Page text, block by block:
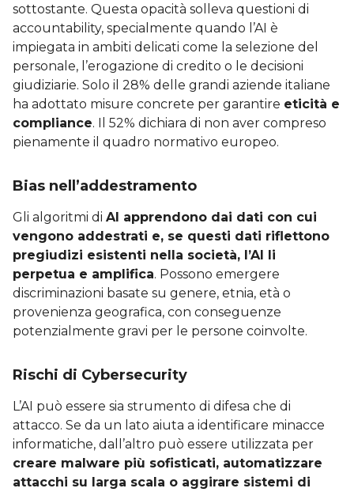
sottostante. Questa opacità solleva questioni di
accountability, specialmente quando l’AI è
impiegata in ambiti delicati come la selezione del
personale, l’erogazione di credito o le decisioni
giudiziarie. Solo il 28% delle grandi aziende italiane
ha adottato misure concrete per garantire eticità e
compliance. Il 52% dichiara di non aver compreso
pienamente il quadro normativo europeo.
Bias nell’addestramento
Gli algoritmi di AI apprendono dai dati con cui
vengono addestrati e, se questi dati riflettono
pregiudizi esistenti nella società, l’AI li
perpetua e amplifica. Possono emergere
discriminazioni basate su genere, etnia, età o
provenienza geografica, con conseguenze
potenzialmente gravi per le persone coinvolte.
Rischi di Cybersecurity
L’AI può essere sia strumento di difesa che di
attacco. Se da un lato aiuta a identificare minacce
informatiche, dall’altro può essere utilizzata per
creare malware più sofisticati, automatizzare
attacchi su larga scala o aggirare sistemi di